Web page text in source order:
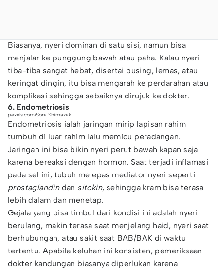
Biasanya, nyeri dominan di satu sisi, namun bisa
menjalar ke punggung bawah atau paha. Kalau nyeri
tiba-tiba sangat hebat, disertai pusing, lemas, atau
keringat dingin, itu bisa mengarah ke perdarahan atau
komplikasi sehingga sebaiknya dirujuk ke dokter.
6. Endometriosis
pexels.com/Sora Shimazaki
Endometriosis ialah jaringan mirip lapisan rahim
tumbuh di luar rahim lalu memicu peradangan.
Jaringan ini bisa bikin nyeri perut bawah kapan saja
karena bereaksi dengan hormon. Saat terjadi inflamasi
pada sel ini, tubuh melepas mediator nyeri seperti
prostaglandin dan sitokin, sehingga kram bisa terasa
lebih dalam dan menetap.
Gejala yang bisa timbul dari kondisi ini adalah nyeri
berulang, makin terasa saat menjelang haid, nyeri saat
berhubungan, atau sakit saat BAB/BAK di waktu
tertentu. Apabila keluhan ini konsisten, pemeriksaan
dokter kandungan biasanya diperlukan karena